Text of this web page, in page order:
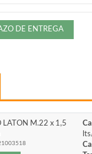
DE ENTREGA
LATON M.22 x 1,5